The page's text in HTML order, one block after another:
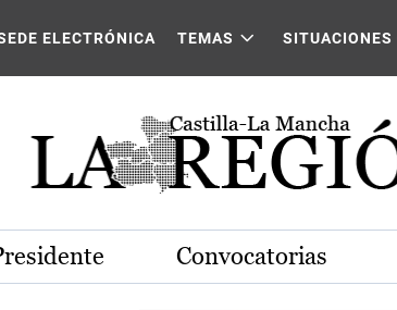
La Mancha
ELECTRÓNICA TEMAS SITUACIONES
Convocatorias